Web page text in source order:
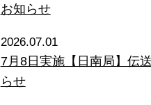
お知らせ
2026.07.01
7月8日実施【日南局】伝
らせ